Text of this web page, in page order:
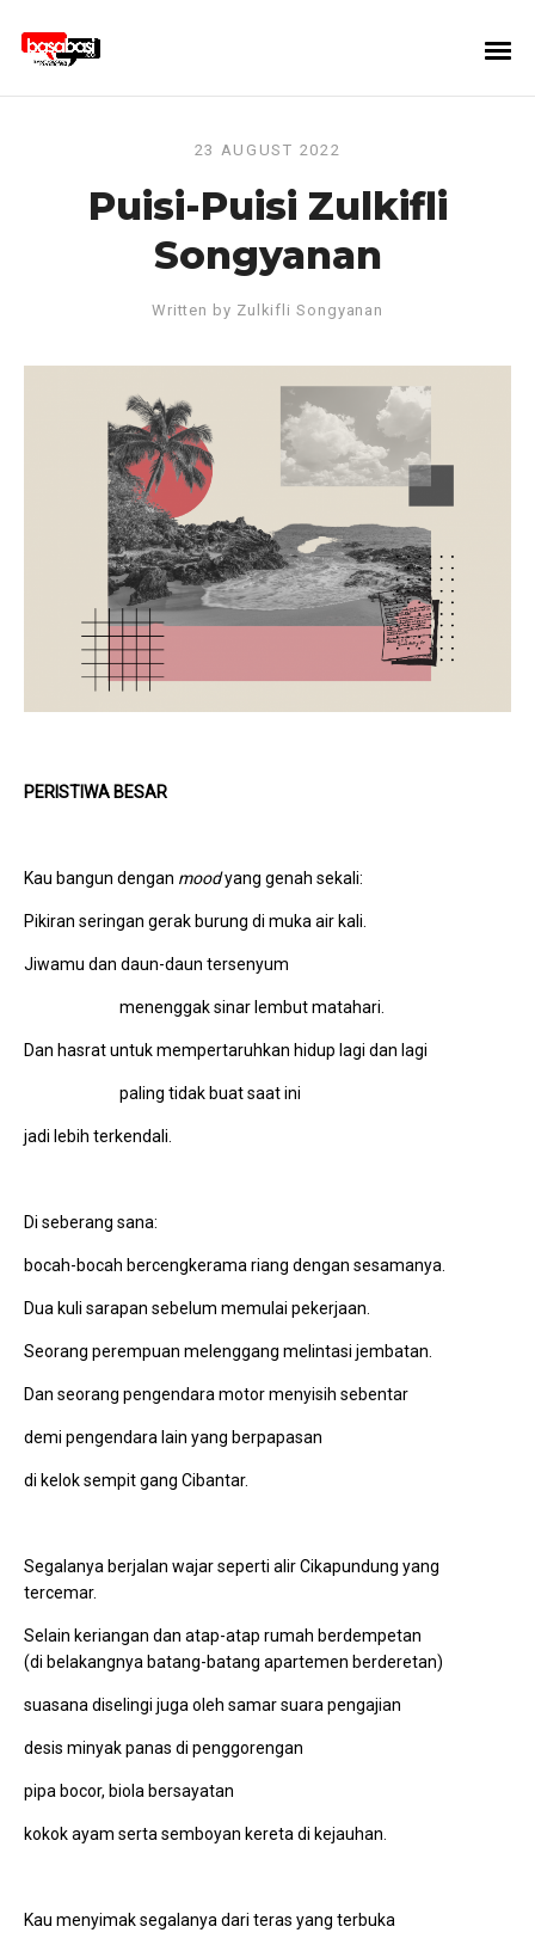
23 AUGUST 2022
Puisi-Puisi Zulkifli
Songyanan
Written by Zulkifli Songyanan
PERISTIWA BESAR
Kau bangun dengan moodyang genah sekali:
Pikiran seringan gerak burung di muka air kali.
Jiwamu dan daun-daun tersenyum
menenggak sinar lembut matahari.
Dan hasrat untuk mempertaruhkan hidup lagi dan lagi
paling tidak buat saat ini
jadi lebih terkendali.
Di seberang sana:
bocah-bocah bercengkerama riang dengan sesamanya.
Dua kuli sarapan sebelum memulai pekerjaan.
Seorang perempuan melenggang melintasi jembatan.
Dan seorang pengendara motor menyisih sebentar
demi pengendara lain yang berpapasan
di kelok sempit gang Cibantar.
Segalanya berjalan wajar seperti alir Cikapundung yang
tercemar.
Selain keriangan dan atap-atap rumah berdempetan
(di belakangnya batang-batang apartemen berderetan)
suasana diselingi juga oleh samar suara pengajian
desis minyak panas di penggorengan
pipa bocor, biola bersayatan
kokok ayam serta semboyan kereta di kejauhan.
Kau menyimak segalanya dari teras yang terbuka